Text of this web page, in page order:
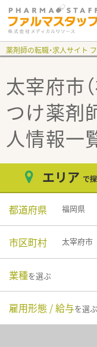
薬剤師の転職・求人サイト
太宰府市
つけ薬剤
人情報一
エリア で
都道府県 福岡県
市区町村 太宰府市
業種を選ぶ
雇用形態 / 給与を選ぶ